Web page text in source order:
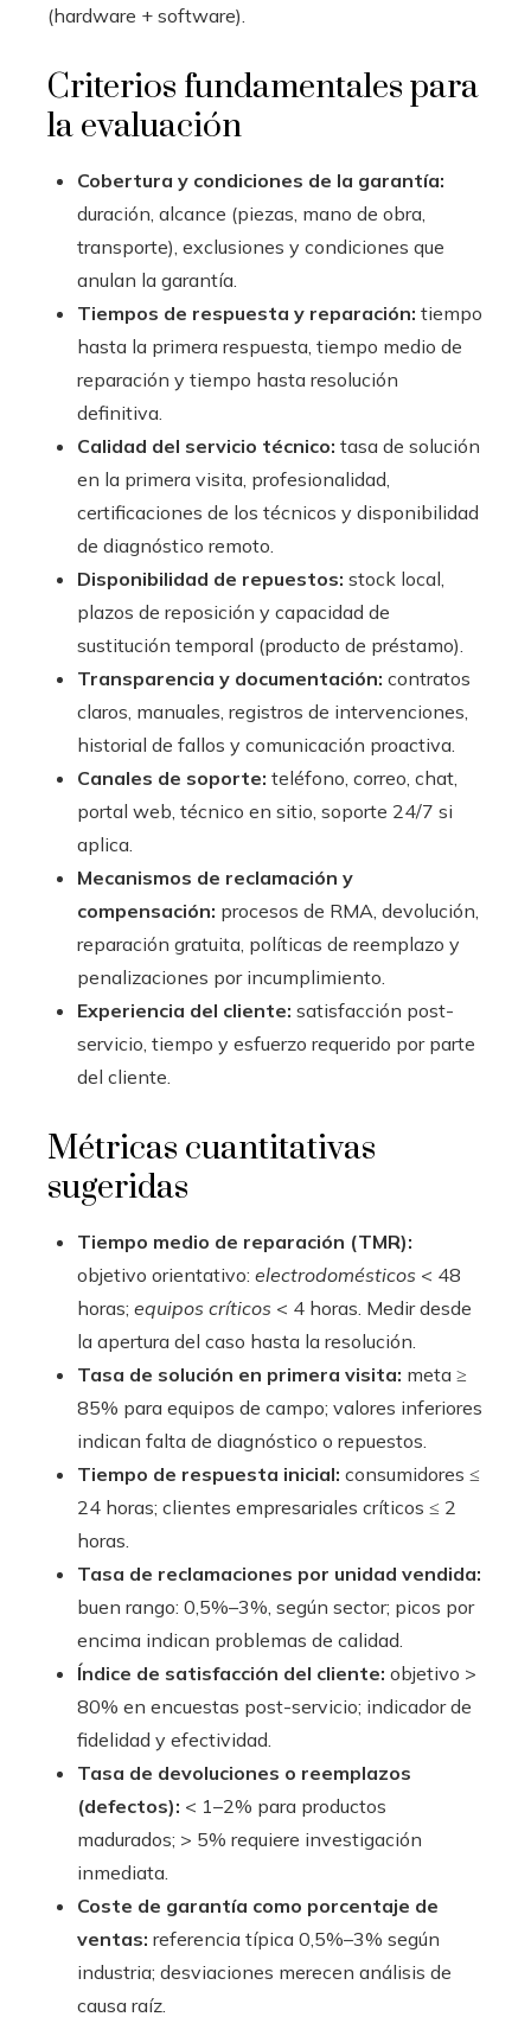
(hardware + software).
Criterios fundamentales para
la evaluación
Cobertura y condiciones de la garantía:
duración, alcance (piezas, mano de obra,
transporte), exclusiones y condiciones que
anulan la garantía.
Tiempos de respuesta y reparación: tiempo
hasta la primera respuesta, tiempo medio de
reparación y tiempo hasta resolución
definitiva.
Calidad del servicio técnico: tasa de solución
en la primera visita, profesionalidad,
certificaciones de los técnicos y disponibilidad
de diagnóstico remoto.
Disponibilidad de repuestos: stock local,
plazos de reposición y capacidad de
sustitución temporal (producto de préstamo).
Transparencia y documentación: contratos
claros, manuales, registros de intervenciones,
historial de fallos y comunicación proactiva.
Canales de soporte: teléfono, correo, chat,
portal web, técnico en sitio, soporte 24/7 si
aplica.
Mecanismos de reclamación y
compensación: procesos de RMA, devolución,
reparación gratuita, políticas de reemplazo y
penalizaciones por incumplimiento.
Experiencia del cliente: satisfacción post-
servicio, tiempo y esfuerzo requerido por parte
del cliente.
Métricas cuantitativas
sugeridas
Tiempo medio de reparación (TMR):
objetivo orientativo: electrodomésticos < 48
horas; equipos críticos < 4 horas. Medir desde
la apertura del caso hasta la resolución.
Tasa de solución en primera visita: meta ≥
85% para equipos de campo; valores inferiores
indican falta de diagnóstico o repuestos.
Tiempo de respuesta inicial: consumidores ≤
24 horas; clientes empresariales críticos ≤ 2
horas.
Tasa de reclamaciones por unidad vendida:
buen rango: 0,5%–3%, según sector; picos por
encima indican problemas de calidad.
Índice de satisfacción del cliente: objetivo >
80% en encuestas post-servicio; indicador de
fidelidad y efectividad.
Tasa de devoluciones o reemplazos
(defectos): < 1–2% para productos
madurados; > 5% requiere investigación
inmediata.
Coste de garantía como porcentaje de
ventas: referencia típica 0,5%–3% según
industria; desviaciones merecen análisis de
causa raíz.